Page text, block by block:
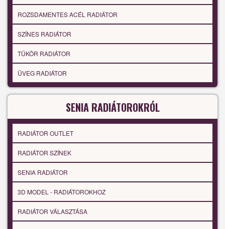
ROZSDAMENTES ACÉL RADIÁTOR
SZÍNES RADIÁTOR
TÜKÖR RADIÁTOR
ÜVEG RADIÁTOR
SENIA RADIÁTOROKRÓL
RADIÁTOR OUTLET
RADIÁTOR SZÍNEK
SENIA RADIÁTOR
3D MODEL - RADIÁTOROKHOZ
RADIÁTOR VÁLASZTÁSA